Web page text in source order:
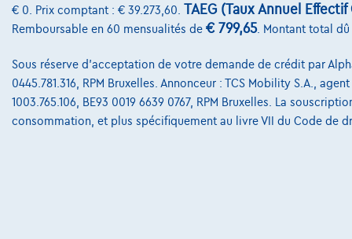
€ 0. Prix comptant : € 39.273,60. TAEG (Taux Annuel Effectif
Remboursable en 60 mensualités de € 799,65. Montant total dû
Sous réserve d'acceptation de votre demande de crédit par
0445.781.316, RPM Bruxelles. Annonceur : TCS Mobility S.A.,
1003.765.106, BE93 0019 6639 0767, RPM Bruxelles. La
consommation, et plus spécifiquement au livre VII du Code de